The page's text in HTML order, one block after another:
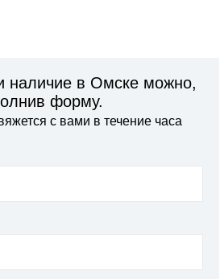
наличие в Омске можно,
форму.
с вами в течение часа